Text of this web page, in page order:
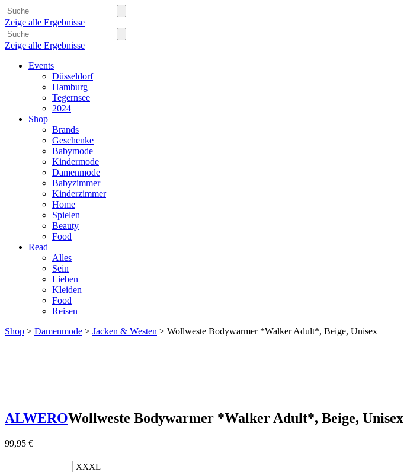
Zeige alle Ergebnisse
Zeige alle Ergebnisse
Events
Düsseldorf
Hamburg
Tegernsee
2024
Shop
Brands
Geschenke
Babymode
Kindermode
Damenmode
Babyzimmer
Kinderzimmer
Home
Spielen
Beauty
Food
Read
Alles
Sein
Lieben
Kleiden
Food
Reisen
Shop > Damenmode > Jacken & Westen > Wollweste Bodywarmer *Walker Adult*, Beige, Unisex
ALWEROWollweste Bodywarmer *Walker Adult*, Beige, Unisex
99,95 €
XXXL